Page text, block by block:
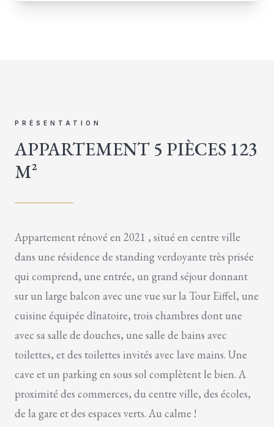
PRÉSENTATION
APPARTEMENT 5 PIÈCES 123
M²
Appartement rénové en 2021 , situé en centre ville
dans une résidence de standing verdoyante très prisée
qui comprend, une entrée, un grand séjour donnant
sur un large balcon avec une vue sur la Tour Eiffel, une
cuisine équipée dînatoire, trois chambres dont une
avec sa salle de douches, une salle de bains avec
toilettes, et des toilettes invités avec lave mains. Une
cave et un parking en sous sol complètent le bien. A
proximité des commerces, du centre ville, des écoles,
de la gare et des espaces verts. Au calme !